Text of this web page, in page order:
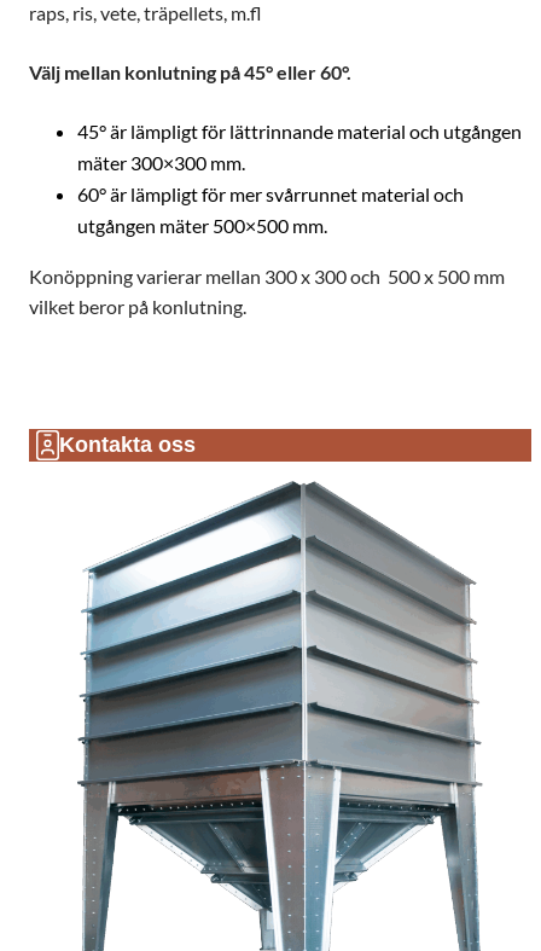
raps, ris, vete, träpellets, m.fl
Välj mellan konlutning på 45° eller 60°.
45° är lämpligt för lättrinnande material och utgången
mäter 300×300 mm.
60° är lämpligt för mer svårrunnet material och
utgången mäter 500×500 mm.
Konöppning varierar mellan 300 x 300 och 500 x 500 mm
vilket beror på konlutning.
Kontakta oss